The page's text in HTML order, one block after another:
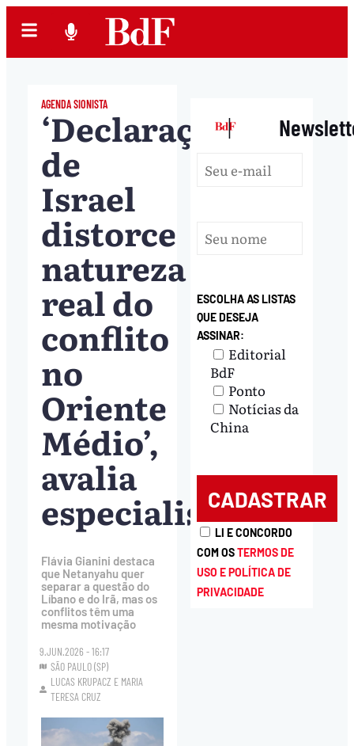
AGENDA SIONISTA
‘Declaração
de
Israel
distorce
natureza
real do
conflito
no
Oriente
Médio’,
avalia
especialista
Flávia Gianini destaca
que Netanyahu quer
separar a questão do
Líbano e do Irã, mas os
conflitos têm uma
mesma motivação
9.JUN.2026 - 16:17
SÃO PAULO (SP)
LUCAS KRUPACZ E MARIA
TERESA CRUZ
|
ESCOLHA AS LISTAS
QUE DESEJA
ASSINAR:
Editorial
BdF
Ponto
Notícias da
China
LI E CONCORDO
COM OSTERMOS DE
USO E POLÍTICA DE
PRIVACIDADE